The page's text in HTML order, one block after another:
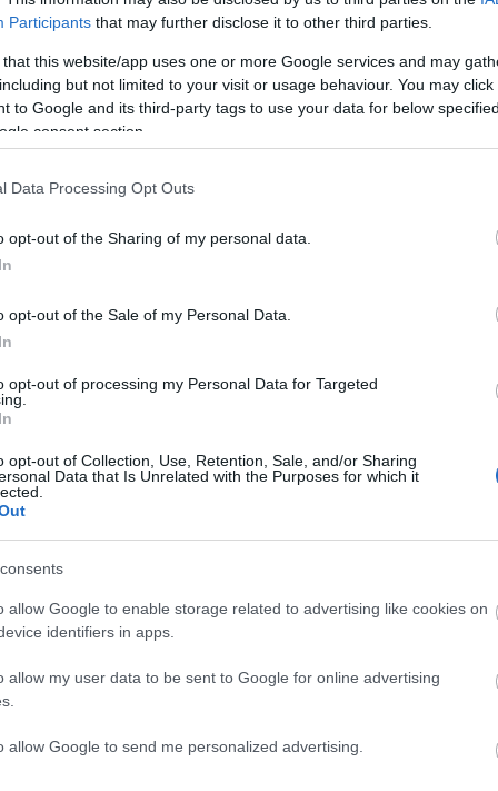
Participants that may further disclose it to other third parties.
that this website/app uses one or more Google services and may
but not limited to your visit or usage behaviour. You may
to Google and its third-party tags to use your data for below
consent section.
Data Processing Opt Outs
opt-out of the Sharing of my personal data.
opt-out of the Sale of my Personal Data.
opt-out of processing my Personal Data for Targeted
opt-out of Collection, Use, Retention, Sale, and/or Sharing
Data that Is Unrelated with the Purposes for which it
allow Google to enable storage related to advertising like cookies on
identifiers in apps.
allow my user data to be sent to Google for online advertising
allow Google to send me personalized advertising.
shared by Dior Official (@dior)
σε ένα σκηνικό που θύμιζε κήπο, με πλούσια
να δημιουργούν μια ατμόσφαιρα όπου η φύση